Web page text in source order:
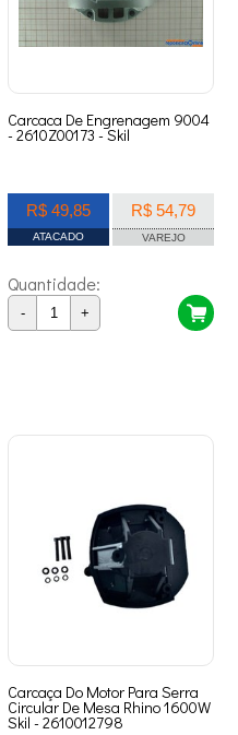
Carcaca De Engrenagem 9004
- 2610Z00173 - Skil
R$ 49,85
ATACADO
R$ 54,79
VAREJO
Quantidade:
- +
Carcaça Do Motor Para Serra
Circular De Mesa Rhino 1600W
Skil - 2610012798